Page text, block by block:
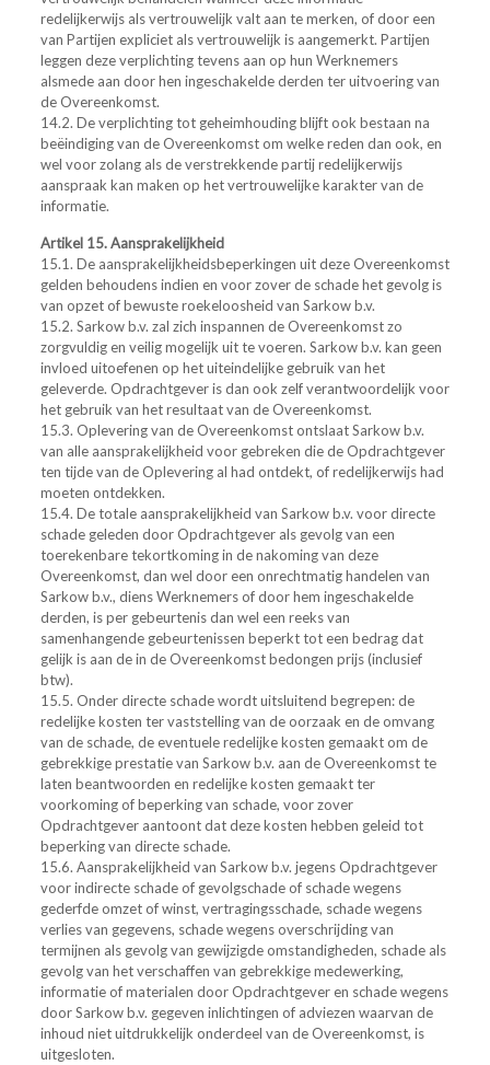
redelijkerwijs als vertrouwelijk valt aan te merken, of door een
van Partijen expliciet als vertrouwelijk is aangemerkt. Partijen
leggen deze verplichting tevens aan op hun Werknemers
alsmede aan door hen ingeschakelde derden ter uitvoering van
de Overeenkomst.
14.2. De verplichting tot geheimhouding blijft ook bestaan na
beëindiging van de Overeenkomst om welke reden dan ook, en
wel voor zolang als de verstrekkende partij redelijkerwijs
aanspraak kan maken op het vertrouwelijke karakter van de
informatie.
Artikel 15. Aansprakelijkheid
15.1. De aansprakelijkheidsbeperkingen uit deze Overeenkomst
gelden behoudens indien en voor zover de schade het gevolg is
van opzet of bewuste roekeloosheid van Sarkow b.v.
15.2. Sarkow b.v. zal zich inspannen de Overeenkomst zo
zorgvuldig en veilig mogelijk uit te voeren. Sarkow b.v. kan geen
invloed uitoefenen op het uiteindelijke gebruik van het
geleverde. Opdrachtgever is dan ook zelf verantwoordelijk voor
het gebruik van het resultaat van de Overeenkomst.
15.3. Oplevering van de Overeenkomst ontslaat Sarkow b.v.
van alle aansprakelijkheid voor gebreken die de Opdrachtgever
ten tijde van de Oplevering al had ontdekt, of redelijkerwijs had
moeten ontdekken.
15.4. De totale aansprakelijkheid van Sarkow b.v. voor directe
schade geleden door Opdrachtgever als gevolg van een
toerekenbare tekortkoming in de nakoming van deze
Overeenkomst, dan wel door een onrechtmatig handelen van
Sarkow b.v., diens Werknemers of door hem ingeschakelde
derden, is per gebeurtenis dan wel een reeks van
samenhangende gebeurtenissen beperkt tot een bedrag dat
gelijk is aan de in de Overeenkomst bedongen prijs (inclusief
btw).
15.5. Onder directe schade wordt uitsluitend begrepen: de
redelijke kosten ter vaststelling van de oorzaak en de omvang
van de schade, de eventuele redelijke kosten gemaakt om de
gebrekkige prestatie van Sarkow b.v. aan de Overeenkomst te
laten beantwoorden en redelijke kosten gemaakt ter
voorkoming of beperking van schade, voor zover
Opdrachtgever aantoont dat deze kosten hebben geleid tot
beperking van directe schade.
15.6. Aansprakelijkheid van Sarkow b.v. jegens Opdrachtgever
voor indirecte schade of gevolgschade of schade wegens
gederfde omzet of winst, vertragingsschade, schade wegens
verlies van gegevens, schade wegens overschrijding van
termijnen als gevolg van gewijzigde omstandigheden, schade als
gevolg van het verschaffen van gebrekkige medewerking,
informatie of materialen door Opdrachtgever en schade wegens
door Sarkow b.v. gegeven inlichtingen of adviezen waarvan de
inhoud niet uitdrukkelijk onderdeel van de Overeenkomst, is
uitgesloten.